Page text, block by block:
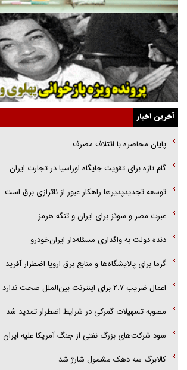
فوتبال و آن «بالا»!
راهبرد غافلگیری با نسل جدید پهپاد‌ها
جنجال پزشکان تقلبی در صنعت زیبایی
یهودی‌ها در ادبیات داستانی اروپا؛ از شکسپیر تا دیکنز
گفت‌وگو با خواهر یکی از شهدای جنگ رمضان/ خواهرم
اهل خدمت بی‌منت بود
آخرین اخبار
پایان محاصره با ائتلاف مصرف
گام تازه برای تقویت جایگاه اوراسیا در تجارت ایران
توسعه تجدیدپذیر‌ها راهکار عبور از ناترازی برق است
عبرت مصر و سوئز برای ایران و تنگه هرمز
دنده دولت به واگذاری مسئله‌دار ایران‌خودرو
گرما برای پالایشگاه‌ها و منابع برق اروپا اضطرار آفرید
اعمال ضریب ۲.۷ برای اینترنت بین‌الملل صحت ندارد
مصوبه تسهیلات گمرکی در شرایط اضطرار تمدید شد
سود شرکت‌های بزرگ نفتی از جنگ آمریکا علیه ایران
کالابرگ سه دهک مشمول شارژ شد